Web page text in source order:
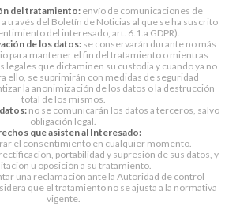
del tratamiento: envío de comunicaciones de
través del Boletín de Noticias al que se ha suscrito
del interesado, art. 6.1.a GDPR).
de los datos:se conservarán durante no más
para mantener el fin del tratamiento o mientras
legales que dictaminen su custodia y cuando ya no
ello, se suprimirán con medidas de seguridad
la anonimización de los datos o la destrucción
total de los mismos.
no se comunicarán los datos a terceros, salvo
obligación legal.
que asisten al Interesado:
el consentimiento en cualquier momento.
portabilidad y supresión de sus datos, y
u oposición a su tratamiento.
una reclamación ante la Autoridad de control
que el tratamiento no se ajusta a la normativa
vigente.